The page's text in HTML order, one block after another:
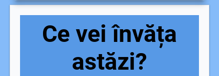
Ce vei învăța
astăzi?